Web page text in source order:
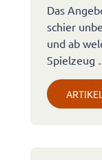
Das
schier
und ab
Spielzeug